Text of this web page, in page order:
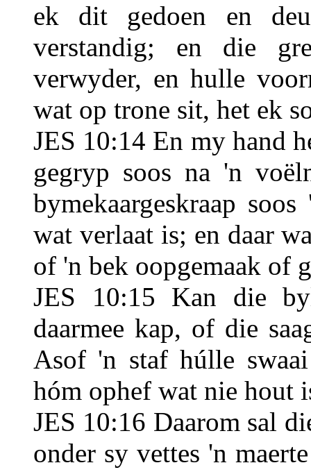
ek dit gedoen en
verstandig; en die
verwyder, en hulle
wat op trone sit, het ek
JES 10:14 En my hand
gegryp soos na 'n
bymekaargeskraap
wat verlaat is; en daar
of 'n bek oopgemaak of
JES 10:15 Kan die
daarmee kap, of die
Asof 'n staf húlle
hóm ophef wat nie hout
JES 10:16 Daarom sal
onder sy vettes 'n